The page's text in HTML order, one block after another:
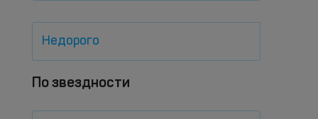
Недорого
По звездности